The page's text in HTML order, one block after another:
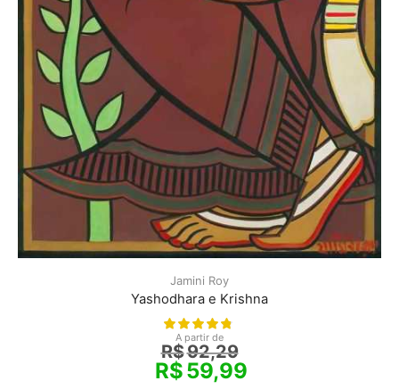
Jamini Roy
Yashodhara e Krishna
A partir de
R$92,29
R$59,99